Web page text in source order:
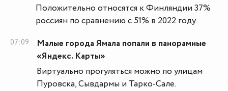
Положительно относятся к Финляндии 37%
россиян по сравнению с 51% в 2022 году.
07:09
Малые города Ямала попали в панорамные
«Яндекс. Карты»
Виртуально прогуляться можно по улицам
Пуровска, Сывдармы и Тарко-Сале.